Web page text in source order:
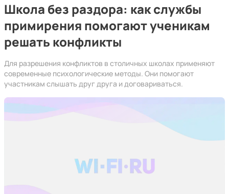
Школа без раздора: как службы
примирения помогают ученикам
решать конфликты
Для разрешения конфликтов в столичных школах применяют
современные психологические методы. Они помогают
участникам слышать друг друга и договариваться.